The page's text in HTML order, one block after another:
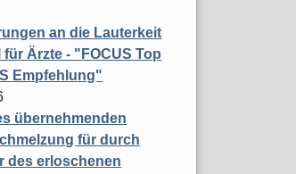
an die Lauterkeit
Ärzte - "FOCUS Top
Empfehlung"
übernehmenden
für durch
des erloschenen